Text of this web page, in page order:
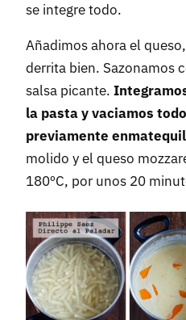
se integre todo.
Añadimos ahora el
derrita bien. Sazonamos
salsa picante.
la pasta y vaciamos
previamente
molido y el queso
180ºC, por unos 20